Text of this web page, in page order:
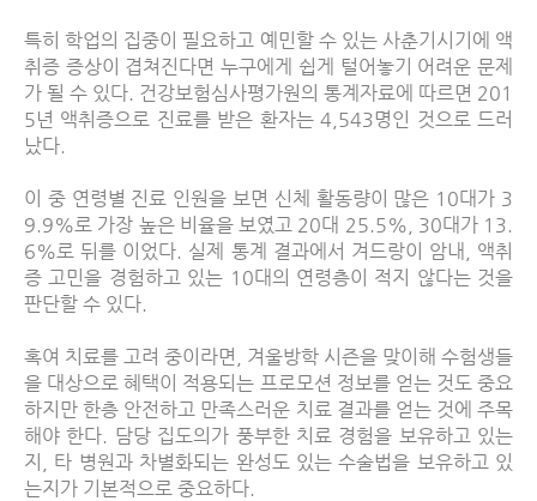
특히 학업의 집중이 필요하고 예민할 수 있는 사춘기시기에 액
취증 증상이 겹쳐진다면 누구에게 쉽게 털어놓기 어려운 문제
가 될 수 있다 건강보험심사평가원의 통계자료에 따르면 201
5년 액취증으로 진료를 받은 환자는4,543명인 것으로 드러
났다
이 중 연령별 진료 인원을 보면 신체 활동량이 많은 10대가 3
9.9%로 가장 높은 비율을 보였고 20대 25.5%, 30대가13.
6%로 뒤를 이었다 실제 통계 결과에서 겨드랑이 암내
액취
증 고민을 경험하고 있는 10대의 연령층이 적지 않다는 것을
판단할 수 있다
혹여 치료를 고려 중이라면
겨울방학 시즌을 맞이해 수험생들
을 대상으로 혜택이 적용되는 프로모션 정보를 얻는 것도 중요
하지만 한층 안전하고 만족스러운 치료 결과를 얻는 것에 주목
해야 한다
담당 집도의가 풍부한 치료 경험을 보유하고 있는
지
타 병원과 차별화되는 완성도 있는 수술법을 보유하고 있
는지가 기본적으로 중요하다